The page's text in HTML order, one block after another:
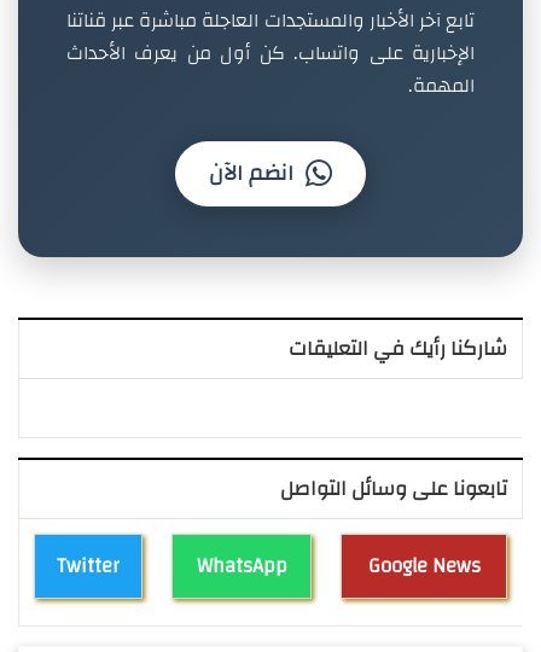
تابع آخر الأخبار والمستجدات العاجلة مباشرة عبر قناتنا
الإخبارية على واتساب. كن أول من يعرف الأحداث
المهمة.
انضم الآن
شاركنا رأيك في التعليقات
تابعونا على وسائل التواصل
Twitter WhatsApp Google News